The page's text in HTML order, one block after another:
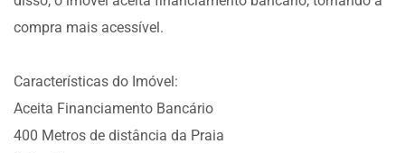
compra mais acessível.
Características do Imóvel:
Aceita Financiamento Bancário
400 Metros de distância da Praia